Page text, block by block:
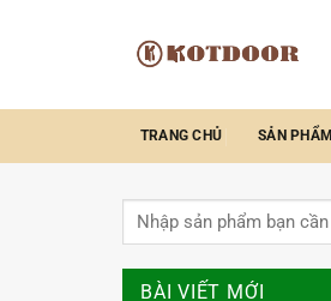
TRANG CHỦ SẢN PHẨM
BÀI VIẾT MỚI